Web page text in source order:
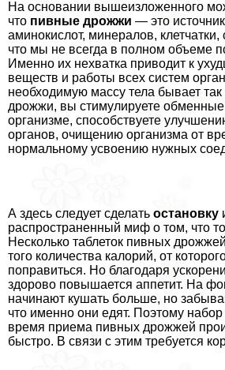
На основании вышеизложенного
что пивные дрожжи — это
аминокислот, минералов, клетчатки,
что мы не всегда в полном объеме
Именно их нехватка приводит к
веществ и работы всех систем
необходимую массу тела бывает
дрожжи, вы стимулируете
организме, способствуете
органов, очищению организма от
нормальному усвоению нужных
А здесь следует сделать остановку
распространенный миф о том, что
Несколько таблеток пивных
того количества калорий, от
поправиться. Но благодаря
здорово повышается аппетит. На
начинают кушать больше, но
что именно они едят. Поэтому
время приема пивных дрожжей
быстро. В связи с этим требуется